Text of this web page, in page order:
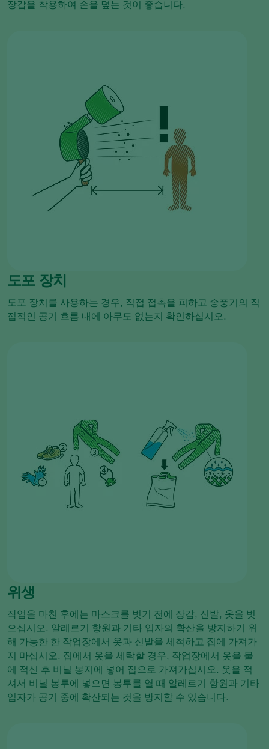
장갑을 착용하여 손을 덮는 것이 좋습니다.
도포 장치
도포 장치를 사용하는 경우, 직접 접촉을 피하고 송풍기의 직
접적인 공기 흐름 내에 아무도 없는지 확인하십시오.
위생
작업을 마친 후에는 마스크를 벗기 전에 장갑, 신발, 옷을 벗
으십시오. 알레르기 항원과 기타 입자의 확산을 방지하기 위
해 가능한 한 작업장에서 옷과 신발을 세척하고 집에 가져가
지 마십시오. 집에서 옷을 세탁할 경우, 작업장에서 옷을 물
에 적신 후 비닐 봉지에 넣어 집으로 가져가십시오. 옷을 적
셔서 비닐 봉투에 넣으면 봉투를 열 때 알레르기 항원과 기타
입자가 공기 중에 확산되는 것을 방지할 수 있습니다.